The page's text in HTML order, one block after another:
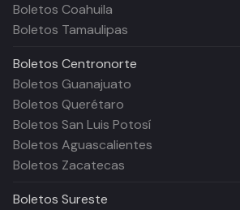
Boletos Coahuila
Boletos Tamaulipas
Boletos Centronorte
Boletos Guanajuato
Boletos Querétaro
Boletos San Luis Potosí
Boletos Aguascalientes
Boletos Zacatecas
Boletos Sureste